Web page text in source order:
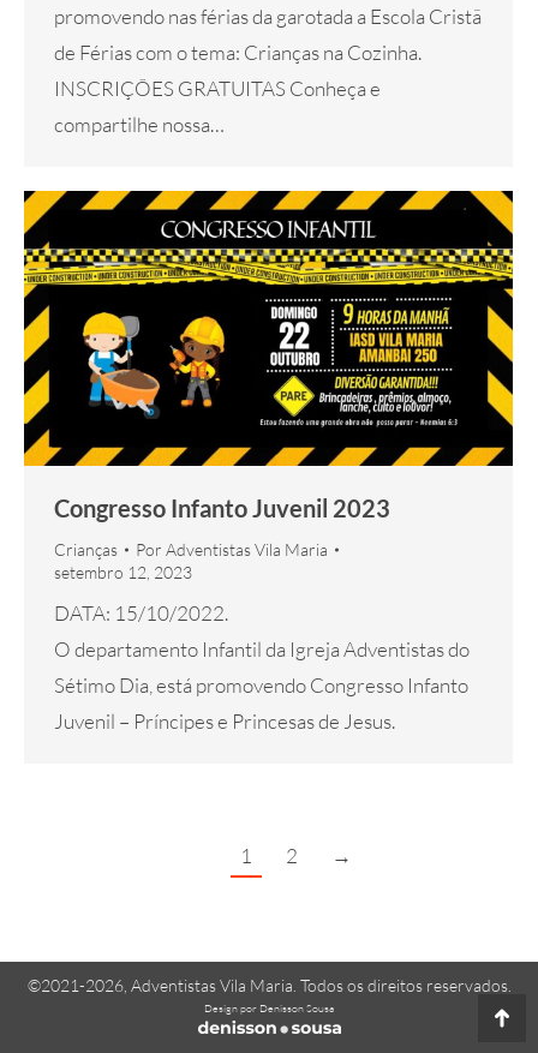
promovendo nas férias da garotada a Escola Cristã
de Férias com o tema: Crianças na Cozinha.
INSCRIÇÕES GRATUITAS Conheça e
compartilhe nossa…
Congresso Infanto Juvenil 2023
Crianças Por Adventistas Vila Maria
setembro 12, 2023
DATA: 15/10/2022.
O departamento Infantil da Igreja Adventistas do
Sétimo Dia, está promovendo Congresso Infanto
Juvenil – Príncipes e Princesas de Jesus.
1 2 →
©2021-2026, Adventistas Vila Maria. Todos os direitos reservados.
Design por Denisson Sousa
Go